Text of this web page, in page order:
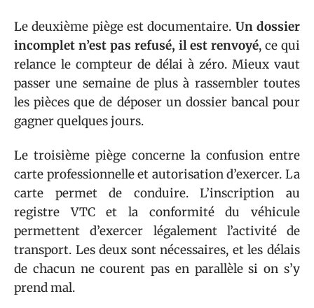
Le deuxième piège est documentaire. Un dossier
incomplet n’est pas refusé, il est renvoyé, ce qui
relance le compteur de délai à zéro. Mieux vaut
passer une semaine de plus à rassembler toutes
les pièces que de déposer un dossier bancal pour
gagner quelques jours.
Le troisième piège concerne la confusion entre
carte professionnelle et autorisation d’exercer. La
carte permet de conduire. L’inscription au
registre VTC et la conformité du véhicule
permettent d’exercer légalement l’activité de
transport. Les deux sont nécessaires, et les délais
de chacun ne courent pas en parallèle si on s’y
prend mal.